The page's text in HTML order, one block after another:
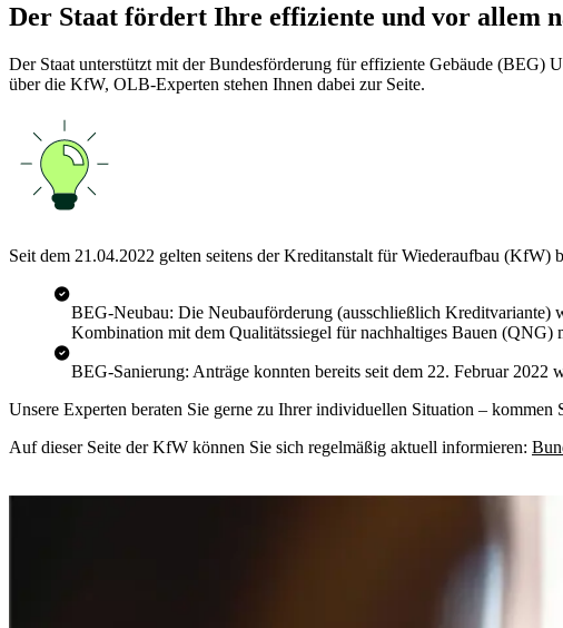
Der Staat fördert Ihre effiziente und vor allem
Der Staat unterstützt mit der Bundesförderung für effiziente Gebäude (BEG)
über die KfW, OLB-Experten stehen Ihnen dabei zur Seite.
Seit dem 21.04.2022 gelten seitens der Kreditanstalt für Wiederaufbau (KfW)
BEG-Neubau: Die Neubauförderung (ausschließlich Kreditvariante)
Kombination mit dem Qualitätssiegel für nachhaltiges Bauen (QNG)
BEG-Sanierung: Anträge konnten bereits seit dem 22. Februar 2022
Unsere Experten beraten Sie gerne zu Ihrer individuellen Situation – kommen
Auf dieser Seite der KfW können Sie sich regelmäßig aktuell informieren: